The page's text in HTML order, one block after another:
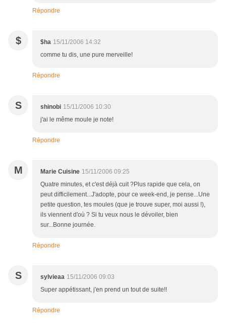
Répondre
$ $ha 15/11/2006 14:32
comme tu dis, une pure merveille!
Répondre
S shinobi 15/11/2006 10:30
j'ai le même moule je note!
Répondre
M Marie Cuisine 15/11/2006 09:25
Quatre minutes, et c'est déjà cuit ?Plus rapide que cela, on
peut difficilement...J'adopte, pour ce week-end, je pense...Une
petite question, tes moules (que je trouve super, moi aussi !),
ils viennent d'où ? Si tu veux nous le dévoiler, bien
sur...Bonne journée.
Répondre
S sylvieaa 15/11/2006 09:03
Super appétissant, j'en prend un tout de suite!!
Répondre